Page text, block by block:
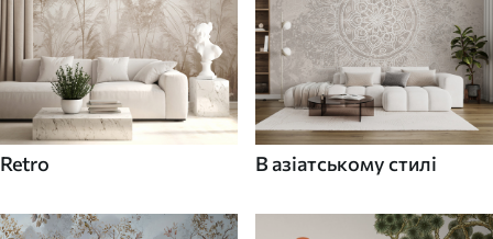
Retro В азіатському стилі